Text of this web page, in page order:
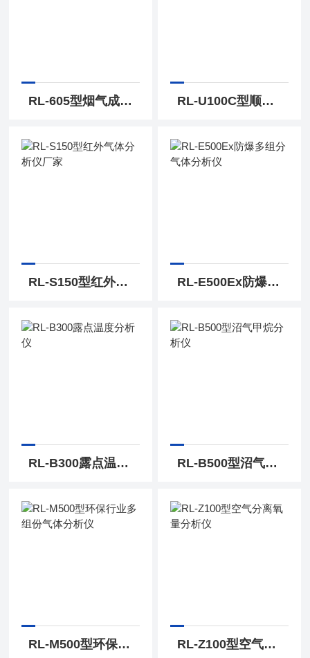
RL-605型烟气成套分析系统 RL-U100C型顺磁氧量分析仪
RL-S150型红外气体分析仪厂家 RL-E500Ex防爆多组分气体分析仪
RL-B300露点温度分析仪 RL-B500型沼气甲烷分析仪
RL-M500型环保行业多组份气体分析仪 RL-Z100型空气分离氧量分析仪